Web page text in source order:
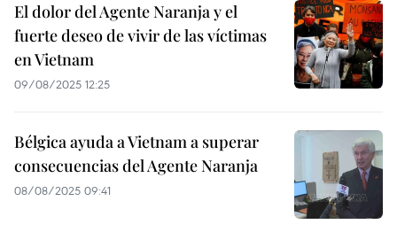
El dolor del Agente Naranja y el
fuerte deseo de vivir de las víctimas
en Vietnam
09/08/2025 12:25
Bélgica ayuda a Vietnam a superar
consecuencias del Agente Naranja
08/08/2025 09:41